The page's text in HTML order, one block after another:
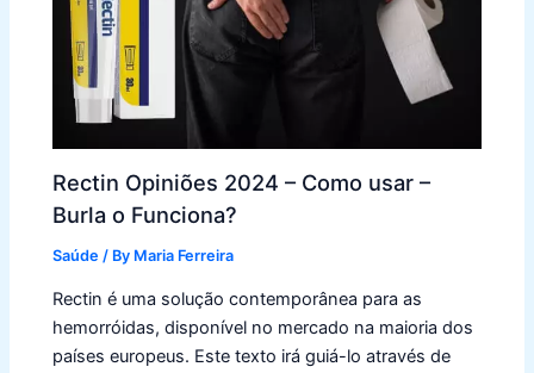
Rectin Opiniões 2024 – Como usar –
Burla o Funciona?
Saúde / By Maria Ferreira
Rectin é uma solução contemporânea para as
hemorróidas, disponível no mercado na maioria dos
países europeus. Este texto irá guiá-lo através de